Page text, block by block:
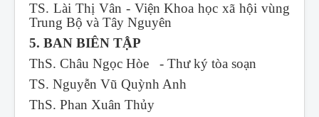
TS. Lài Thị Vân - Viện Khoa học xã hội vùng
Trung Bộ và Tây Nguyên
5. BAN BIÊN TẬP
ThS. Châu Ngọc Hòe - Thư ký tòa soạn
TS. Nguyễn Vũ Quỳnh Anh
ThS. Phan Xuân Thủy